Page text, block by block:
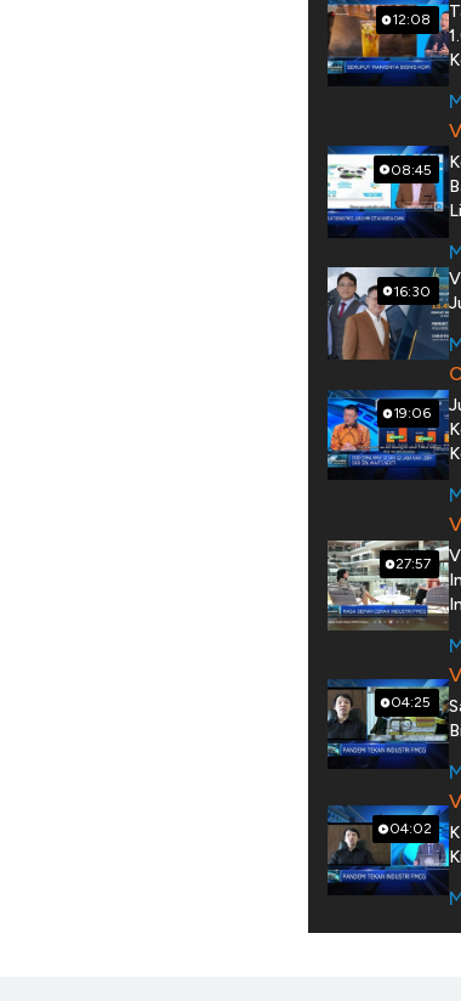
12:08
08:45
16:30
19:06
27:57
04:25
04:02